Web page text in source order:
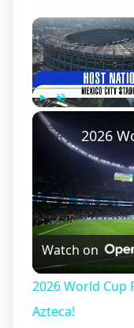
Play
Watch on
2026 World Cup
Azteca!